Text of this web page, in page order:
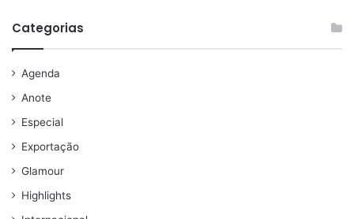
Categorias
Agenda
Anote
Especial
Exportação
Glamour
Highlights